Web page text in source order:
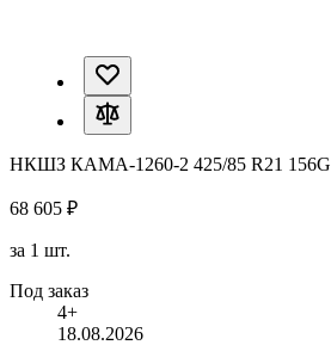
НКШЗ КАМА-1260-2 425/85 R21 156G
68 605 ₽
за 1 шт.
Под заказ
4+
18.08.2026